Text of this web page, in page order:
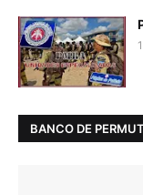
BANCO DE